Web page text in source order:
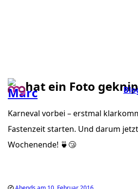
hat ein Foto
Karneval vorbei – erstmal
Fastenzeit starten. Und darum
Wochenende! 🍵😴